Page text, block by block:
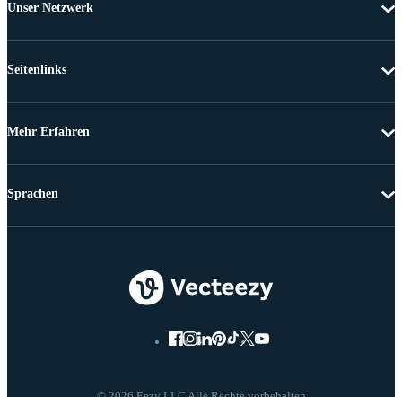
Unser Netzwerk
Seitenlinks
Mehr Erfahren
Sprachen